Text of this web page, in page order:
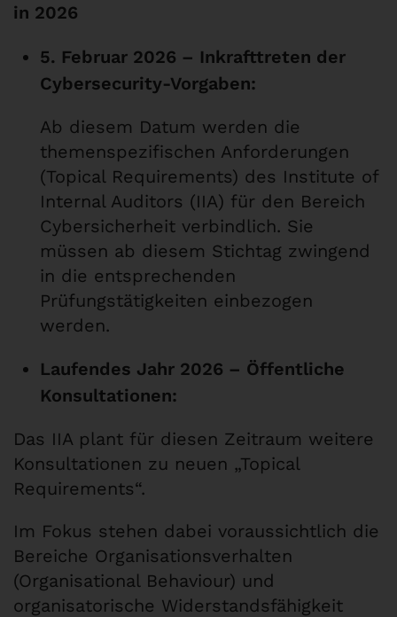
in 2026
5. Februar 2026 – Inkrafttreten der
Cybersecurity-Vorgaben:
Ab diesem Datum werden die
themenspezifischen Anforderungen
(Topical Requirements) des Institute of
Internal Auditors (IIA) für den Bereich
Cybersicherheit verbindlich. Sie
müssen ab diesem Stichtag zwingend
in die entsprechenden
Prüfungstätigkeiten einbezogen
werden.
Laufendes Jahr 2026 – Öffentliche
Konsultationen:
Das IIA plant für diesen Zeitraum weitere
Konsultationen zu neuen „Topical
Requirements“.
Im Fokus stehen dabei voraussichtlich die
Bereiche Organisationsverhalten
(Organisational Behaviour) und
organisatorische Widerstandsfähigkeit